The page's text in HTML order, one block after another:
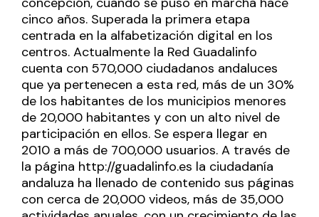
cinco años. Superada la primera etapa
centrada en la alfabetización digital en los
centros. Actualmente la Red Guadalinfo
cuenta con 570,000 ciudadanos andaluces
que ya pertenecen a esta red, más de un 30%
de los habitantes de los municipios menores
de 20,000 habitantes y con un alto nivel de
participación en ellos. Se espera llegar en
2010 a más de 700,000 usuarios. A través de
la página http://guadalinfo.es la ciudadanía
andaluza ha llenado de contenido sus páginas
con cerca de 20,000 videos, más de 35,000